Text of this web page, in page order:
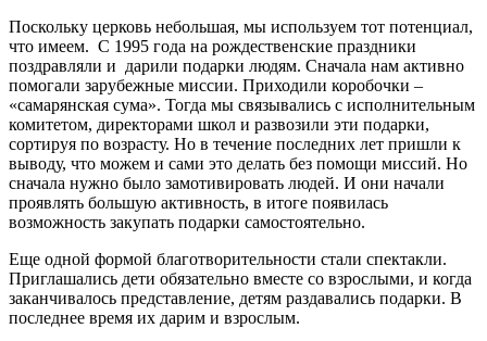
Поскольку церковь небольшая, мы используем тот потенциал,
что имеем. С 1995 года на рождественские праздники
поздравляли и дарили подарки людям. Сначала нам активно
помогали зарубежные миссии. Приходили коробочки –
«самарянская сума». Тогда мы связывались с исполнительным
комитетом, директорами школ и развозили эти подарки,
сортируя по возрасту. Но в течение последних лет пришли к
выводу, что можем и сами это делать без помощи миссий. Но
сначала нужно было замотивировать людей. И они начали
проявлять большую активность, в итоге появилась
возможность закупать подарки самостоятельно.
Еще одной формой благотворительности стали спектакли.
Приглашались дети обязательно вместе со взрослыми, и когда
заканчивалось представление, детям раздавались подарки. В
последнее время их дарим и взрослым.